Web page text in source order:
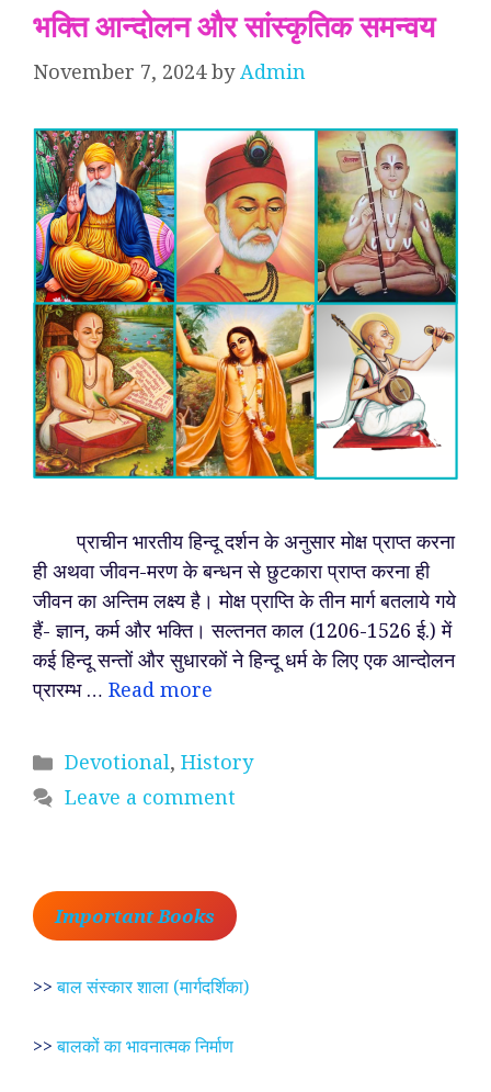
भक्ति आन्दोलन और सांस्कृतिक समन्वय
November 7, 2024 byAdmin
प्राचीन भारतीय हिन्दू दर्शन के अनुसार मोक्ष प्राप्त करना
ही अथवा जीवन-मरण के बन्धन से छुटकारा प्राप्त करना ही
जीवन का अन्तिम लक्ष्य है। मोक्ष प्राप्ति के तीन मार्ग बतलाये गये
हैं- ज्ञान, कर्म और भक्ति। सल्तनत काल (1206-1526 ई.) में
कई हिन्दू सन्तों और सुधारकों ने हिन्दू धर्म के लिए एक आन्दोलन
प्रारम्भ … Read more
Categories
Devotional, History
Leave a comment
Important Books
>>बाल संस्कार शाला (मार्गदर्शिका)
>>बालकों का भावनात्मक निर्माण